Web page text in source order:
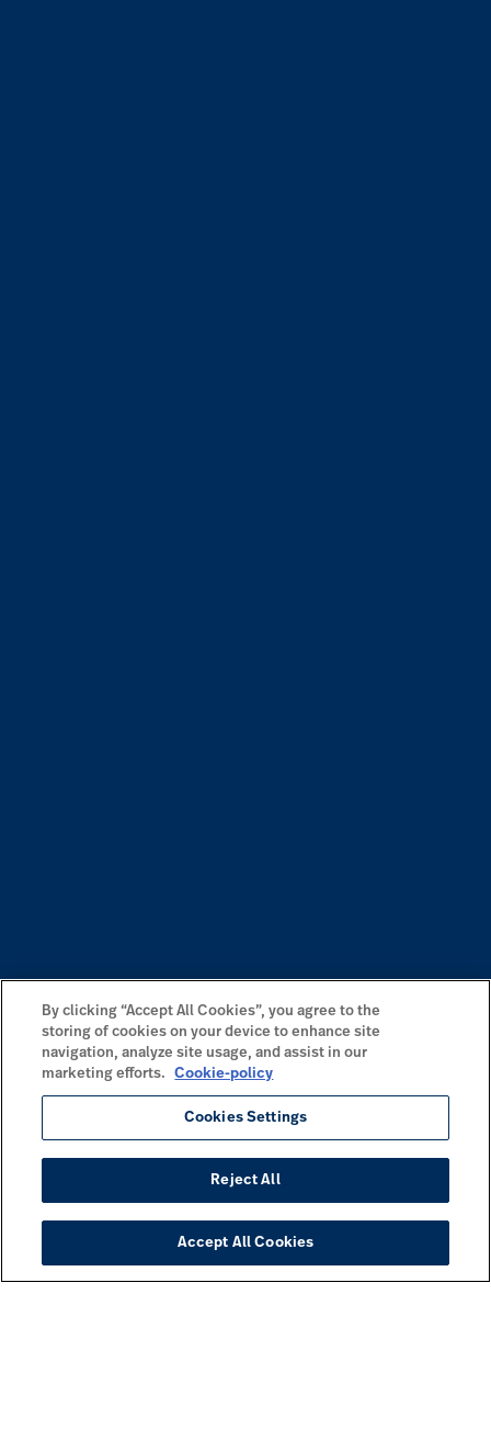
By clicking “Accept All Cookies”, you agree to the
storing of cookies on your device to enhance site
navigation, analyze site usage, and assist in our
marketing efforts.
Cookie-policy
Cookies Settings
Reject All
Accept All Cookies